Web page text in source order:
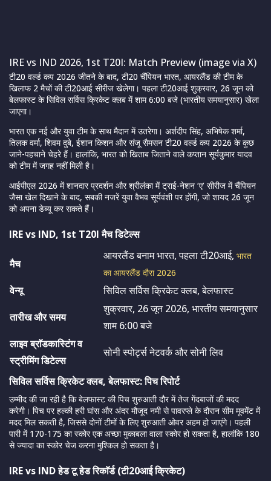
IRE vs IND 2026, 1st T20I: Match Preview (image via X)
टी20 वर्ल्ड कप 2026 जीतने के बाद, टी20 चैंपियन भारत, आयरलैंड की टीम के
खिलाफ 2 मैचों की टी20आई सीरीज खेलेगा। पहला टी20आई शुक्रवार, 26 जून को
बेलफास्ट के सिविल सर्विस क्रिकेट क्लब में शाम 6:00 बजे (भारतीय समयानुसार) खेला
जाएगा।
भारत एक नई और युवा टीम के साथ मैदान में उतरेगा। अर्शदीप सिंह, अभिषेक शर्मा,
तिलक वर्मा, शिवम दुबे, ईशान किशन और संजू सैमसन टी20 वर्ल्ड कप 2026 के कुछ
जाने-पहचाने चेहरे हैं। हालांकि, भारत को खिताब जिताने वाले कप्तान सूर्यकुमार यादव
को टीम में जगह नहीं मिली है।
आईपीएल 2026 में शानदार प्रदर्शन और श्रीलंका में ट्राई-नेशन ‘ए’ सीरीज में चैंपियन
जैसा खेल दिखाने के बाद, सबकी नजरें युवा वैभव सूर्यवंशी पर होंगी, जो शायद 26 जून
को अपना डेब्यू कर सकते हैं।
IRE vs IND, 1st T20I मैच डिटेल्स
मैच
आयरलैंड बनाम भारत, पहला टी20आई, भारत
का आयरलैंड दौरा 2026
वेन्यू
सिविल सर्विस क्रिकेट क्लब, बेलफास्ट
तारीख और समय
शुक्रवार, 26 जून 2026, भारतीय समयानुसार
शाम 6:00 बजे
लाइव ब्राॅडकास्टिंग व
स्ट्रीमिंग डिटेल्स
सोनी स्पोर्ट्स नेटवर्क और सोनी लिव
सिविल सर्विस क्रिकेट क्लब, बेलफास्ट: पिच रिपोर्ट
उम्मीद की जा रही है कि बेलफास्ट की पिच शुरुआती दौर में तेज गेंदबाजों की मदद
करेगी। पिच पर हल्की हरी घांस और अंदर मौजूद नमी से पावरप्ले के दौरान सीम मूवमेंट में
मदद मिल सकती है, जिससे दोनों टीमों के लिए शुरुआती ओवर अहम हो जाएंगे। पहली
पारी में 170-175 का स्कोर एक अच्छा मुकाबला वाला स्कोर हो सकता है, हालांकि 180
से ज्यादा का स्कोर चेज करना मुश्किल हो सकता है।
IRE vs IND हेड टू हेड रिकाॅर्ड (टी20आई क्रिकेट)